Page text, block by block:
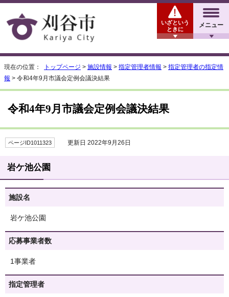
メニュー
いざという
ときに
現在の位置： トップページ > 施設情報 > 指定管理者情報 > 指定管理者の指定情
報 > 令和4年9月市議会定例会議決結果
令和4年9月市議会定例会議決結果
ページID1011323 更新日 2022年9月26日
岩ケ池公園
施設名
岩ケ池公園
応募事業者数
1事業者
指定管理者